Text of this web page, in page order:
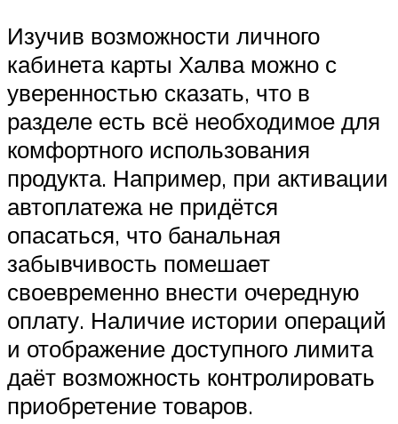
Изучив возможности личного
кабинета карты Халва можно с
уверенностью сказать, что в
разделе есть всё необходимое для
комфортного использования
продукта. Например, при активации
автоплатежа не придётся
опасаться, что банальная
забывчивость помешает
своевременно внести очередную
оплату. Наличие истории операций
и отображение доступного лимита
даёт возможность контролировать
приобретение товаров.